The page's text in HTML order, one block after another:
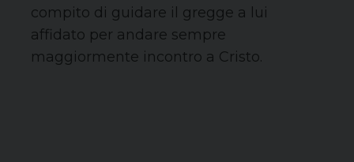
compito di guidare il gregge a lui
affidato per andare sempre
maggiormente incontro a Cristo.